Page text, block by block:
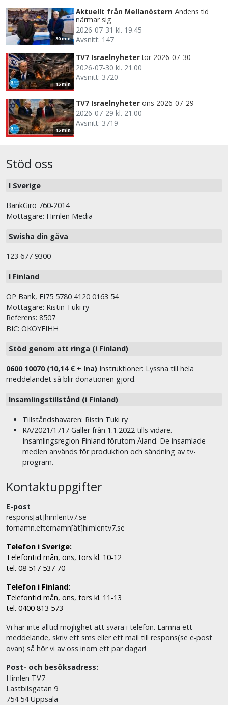
30 min
Aktuellt från Mellanöstern Ändens tid
närmar sig
2026-07-31 kl. 19.45
Avsnitt: 147
15 min
TV7 Israelnyheter tor 2026-07-30
2026-07-30 kl. 21.00
Avsnitt: 3720
15 min
TV7 Israelnyheter ons 2026-07-29
2026-07-29 kl. 21.00
Avsnitt: 3719
Stöd oss
I Sverige
BankGiro 760-2014
Mottagare: Himlen Media
Swisha din gåva
123 677 9300
I Finland
OP Bank, FI75 5780 4120 0163 54
Mottagare: Ristin Tuki ry
Referens: 8507
BIC: OKOYFIHH
Stöd genom att ringa (i Finland)
0600 10070 (10,14 € + lna) Instruktioner: Lyssna till hela
meddelandet så blir donationen gjord.
Insamlingstillstånd (i Finland)
Tillståndshavaren: Ristin Tuki ry
RA/2021/1717 Gäller från 1.1.2022 tills vidare.
Insamlingsregion Finland förutom Åland. De insamlade
medlen används för produktion och sändning av tv-
program.
Kontaktuppgifter
E-post
respons[ät]himlentv7.se
fornamn.efternamn[ät]himlentv7.se
Telefon i Sverige:
Telefontid mån, ons, tors kl. 10-12
tel. 08 517 537 70
Telefon i Finland:
Telefontid mån, ons, tors kl. 11-13
tel. 0400 813 573
Vi har inte alltid möjlighet att svara i telefon. Lämna ett
meddelande, skriv ett sms eller ett mail till respons(se e-post
ovan) så hör vi av oss inom ett par dagar!
Post- och besöksadress:
Himlen TV7
Lastbilsgatan 9
754 54 Uppsala